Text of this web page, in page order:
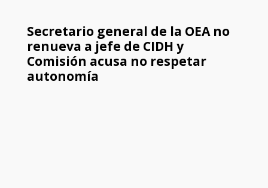
Secretario general de la OEA no
renueva a jefe de CIDH y
Comisión acusa no respetar
autonomía